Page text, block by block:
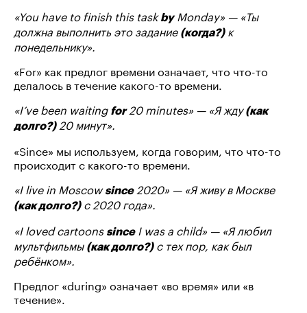
«You have to finish this taskbyMonday» — «Ты
должна выполнить это задание (когда?)к
понедельнику».
«For» как предлог времени означает, что что-то
делалось в течение какого-то времени.
«I’ve been waiting for20 minutes» — «Я жду(как
долго?)20 минут».
«Since» мы используем, когда говорим, что что-то
происходит с какого-то времени.
«I live in Moscowsince2020» — «Я живу в Москве
(как долго?)с 2020 года».
«I loved cartoons sinceI was a child» — «Я любил
мультфильмы (как долго?)с тех пор, как был
ребёнком».
Предлог «during» означает «во время» или «в
течение».